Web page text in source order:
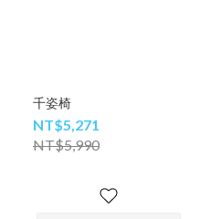
千姿椅
NT$5,271
NT$5,990